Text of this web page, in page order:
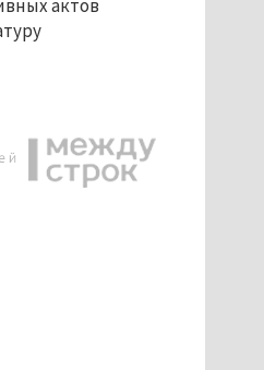
актов